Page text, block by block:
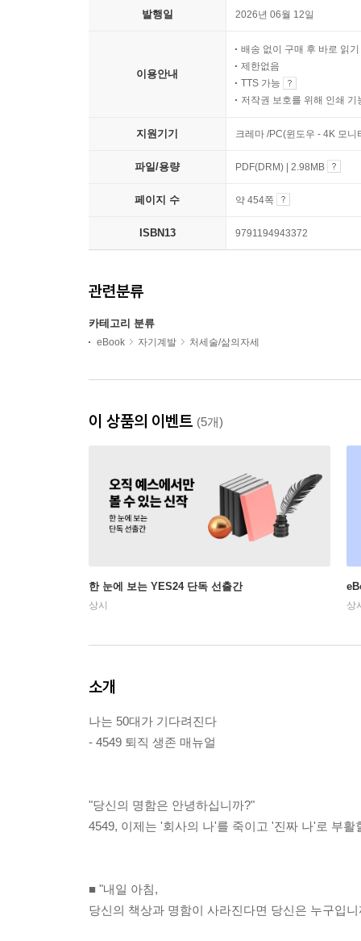
발행일 2026년 06월 12일
이용안내
배송 없이 구매 후 바로 읽기
제한없음
TTS 가능
저작권 보호를 위해 인쇄 기
지원기기 크레마 /PC(윈도우 - 4K 모
파일/용량 PDF(DRM) | 2.98MB
페이지 수 약 454쪽
ISBN13 9791194943372
관련분류
카테고리 분류
eBook 자기계발 처세술/삶의자세
이 상품의 이벤트 (5개)
한 눈에 보는 YES24 단독 선출간
상시 상
소개
나는 50대가 기다려진다
- 4549 퇴직 생존 매뉴얼
"당신의 명함은 안녕하십니까?"
4549, 이제는 '회사의 나'를 죽이고 '진짜 나'로 부활
■ "내일 아침,
당신의 책상과 명함이 사라진다면 당신은 누구입니